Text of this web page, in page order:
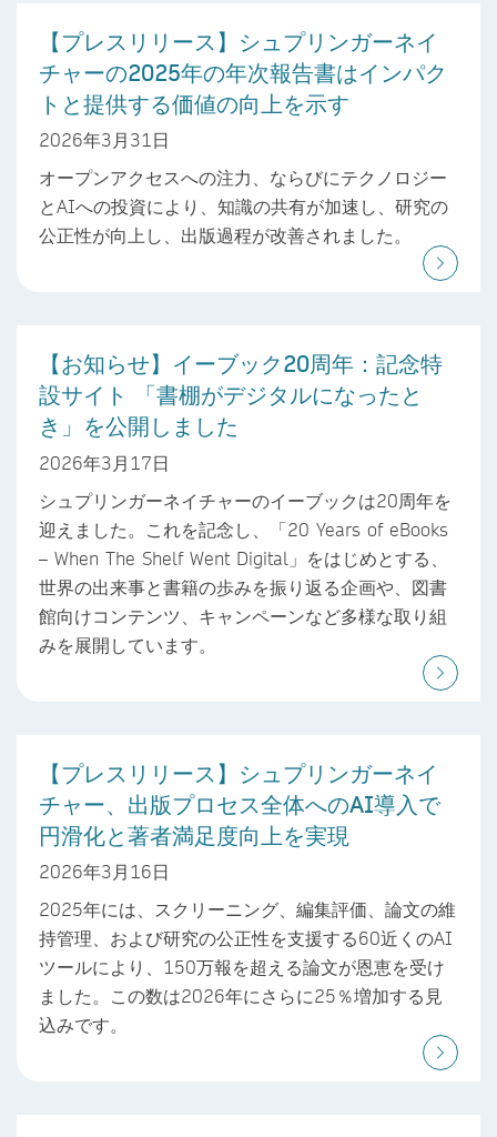
【プレスリリース】シュプリンガーネイ
チャーの2025年の年次報告書はインパク
トと提供する価値の向上を示す
2026年3月31日
オープンアクセスへの注力、ならびにテクノロジー
とAIへの投資により、知識の共有が加速し、研究の
公正性が向上し、出版過程が改善されました。
【お知らせ】イーブック20周年：記念特
設サイト 「書棚がデジタルになったと
き」を公開しました
2026年3月17日
シュプリンガーネイチャーのイーブックは20周年を
迎えました。これを記念し、「20 Years of eBooks
– When The Shelf Went Digital」をはじめとする、
世界の出来事と書籍の歩みを振り返る企画や、図書
館向けコンテンツ、キャンペーンなど多様な取り組
みを展開しています。
【プレスリリース】シュプリンガーネイ
チャー、出版プロセス全体へのAI導入で
円滑化と著者満足度向上を実現
2026年3月16日
2025年には、スクリーニング、編集評価、論文の維
持管理、および研究の公正性を支援する60近くのAI
ツールにより、150万報を超える論文が恩恵を受け
ました。この数は2026年にさらに25％増加する見
込みです。